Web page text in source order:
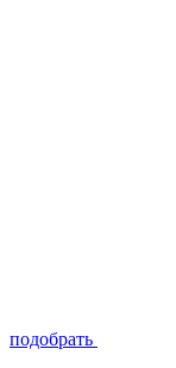
подобрать